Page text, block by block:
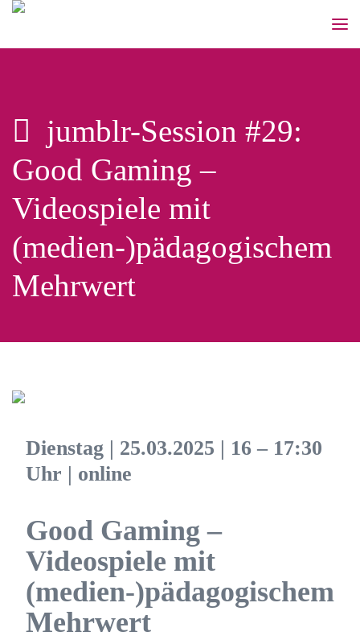
jumblr-Session #29:
Good Gaming –
Videospiele mit
(medien-)pädagogischem
Mehrwert
Dienstag | 25.03.2025 | 16 – 17:30
Uhr | online
Good Gaming –
Videospiele mit
(medien-)pädagogischem
Mehrwert